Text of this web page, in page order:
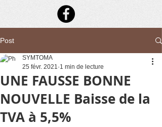
Post
UNE FAUSSE BONNE
NOUVELLE Baisse de la
TVA à 5,5%
SYMTOMA
25 févr. 2021 1 min de lecture